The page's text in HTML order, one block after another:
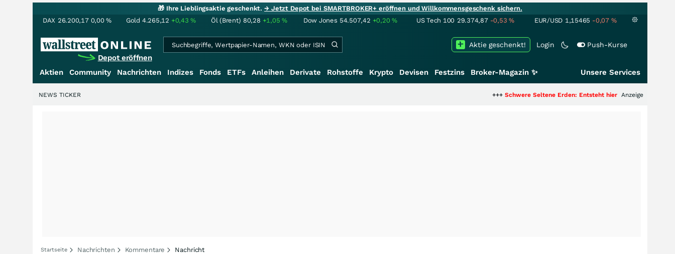
🎁 Ihre Lieblingsaktie geschenkt.→ Jetzt Depot bei SMARTBROKER+ eröffnen und Willkommensgeschenk sichern.
DAX 26.200,17 0,00% Gold 4.265,12 +0,43% Öl (Brent) 80,28 +1,05% Dow Jones 54.507,42 +0,20% US Tech 100 29.374,87 -0,53% EUR/USD 1,15465 -0,07 %
Depot eröffnen
Login Push-Kurse
Aktie geschenkt!
Aktien Community Nachrichten Indizes Fonds ETFs Anleihen Derivate Rohstoffe Krypto Devisen Festzins Broker-Magazin ✨ Unsere Services
Schwere Seltene Erden: Entsteht hier die nächste Milliardenstory?
Anzeige
NEWS TICKER
Startseite Nachrichten Kommentare Nachricht